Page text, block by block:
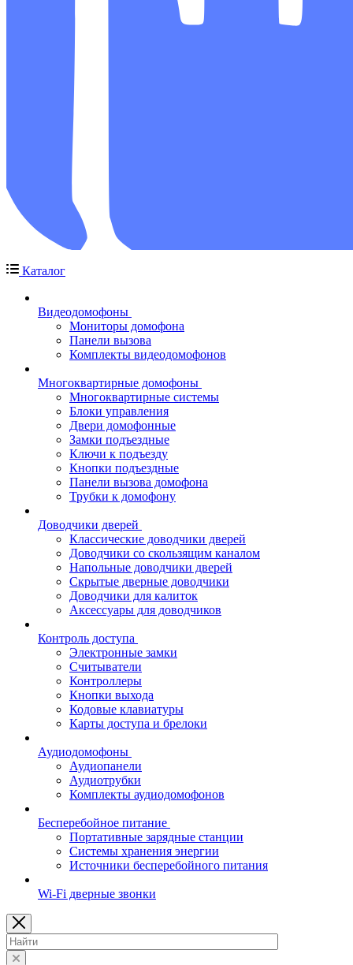
Каталог
Видеодомофоны
Мониторы домофона
Панели вызова
Комплекты видеодомофонов
Многоквартирные домофоны
Многоквартирные системы
Блоки управления
Двери домофонные
Замки подъездные
Ключи к подъезду
Кнопки подъездные
Панели вызова домофона
Трубки к домофону
Доводчики дверей
Классические доводчики дверей
Доводчики со скользящим каналом
Напольные доводчики дверей
Скрытые дверные доводчики
Доводчики для калиток
Аксессуары для доводчиков
Контроль доступа
Электронные замки
Считыватели
Контроллеры
Кнопки выхода
Кодовые клавиатуры
Карты доступа и брелоки
Аудиодомофоны
Аудиопанели
Аудиотрубки
Комплекты аудиодомофонов
Бесперебойное питание
Портативные зарядные станции
Системы хранения энергии
Источники бесперебойного питания
Wi-Fi дверные звонки